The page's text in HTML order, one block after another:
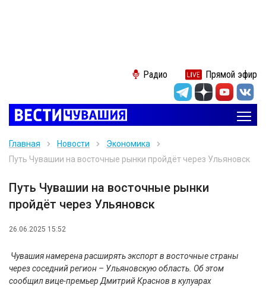
Радио Прямой эфир
Главная Новости
Экономика
Путь Чувашии на восточные рынки пройдёт через Ульяновск
Путь Чувашии на восточные рынки
пройдёт через Ульяновск
26.06.2025 15:52
Чувашия намерена расширять экспорт в восточные страны
через соседний регион – Ульяновскую область. Об этом
сообщил вице-премьер Дмитрий Краснов в кулуарах